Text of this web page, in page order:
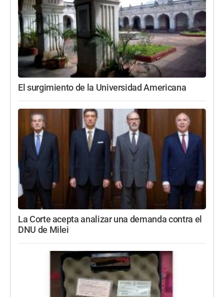
El surgimiento de la Universidad Americana
La Corte acepta analizar una demanda contra el
DNU de Milei